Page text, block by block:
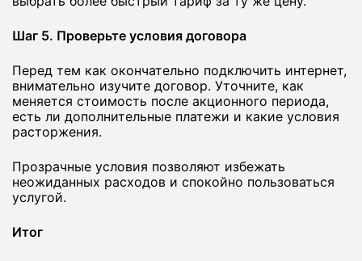
Шаг 5. Проверьте условия договора
Перед тем как окончательно подключить интернет,
внимательно изучите договор. Уточните, как
меняется стоимость после акционного периода,
есть ли дополнительные платежи и какие условия
расторжения.
Прозрачные условия позволяют избежать
неожиданных расходов и спокойно пользоваться
услугой.
Итог